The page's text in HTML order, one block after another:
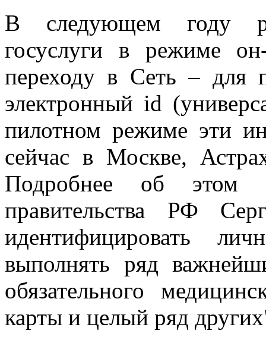
В следующем году
госуслуги в режиме
переходу в Сеть – для
электронный id
пилотном режиме эти
сейчас в Москве,
Подробнее об этом -
правительства РФ
идентифицировать
выполнять ряд
обязательного
карты и целый ряд